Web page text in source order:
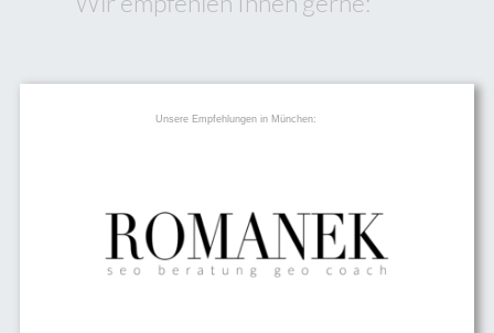
Unsere Empfehlungen in München: